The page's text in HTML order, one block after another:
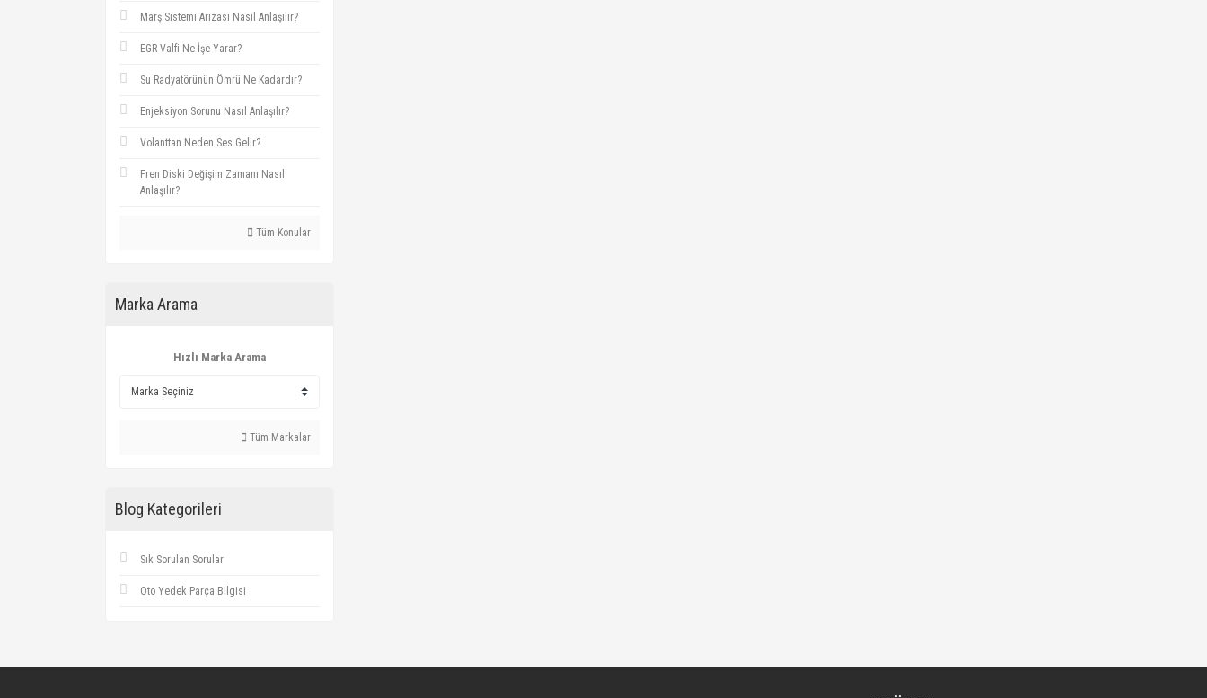
Marş Sistemi Arızası Nasıl Anlaşılır?
EGR Valfi Ne İşe Yarar?
Su Radyatörünün Ömrü Ne Kadardır?
Enjeksiyon Sorunu Nasıl Anlaşılır?
Volanttan Neden Ses Gelir?
Fren Diski Değişim Zamanı Nasıl
Anlaşılır?
Tüm Konular
Marka Arama
Hızlı Marka Arama
Tüm Markalar
Blog Kategorileri
Sık Sorulan Sorular
Oto Yedek Parça Bilgisi